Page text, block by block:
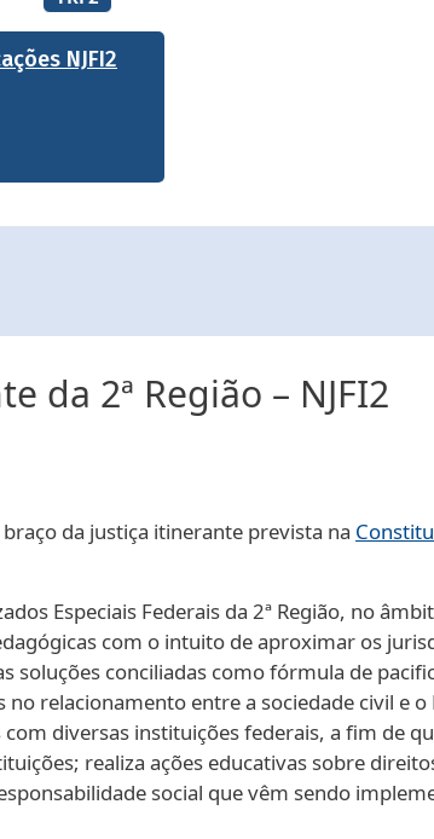
NJFI2
da 2ª Região – NJFI2
braço da justiça itinerante prevista na
Especiais Federais da 2ª Região, no
com o intuito de aproximar os
conciliadas como fórmula de
relacionamento entre a sociedade civil e
diversas instituições federais, a fim de
realiza ações educativas sobre
social que vêm sendo